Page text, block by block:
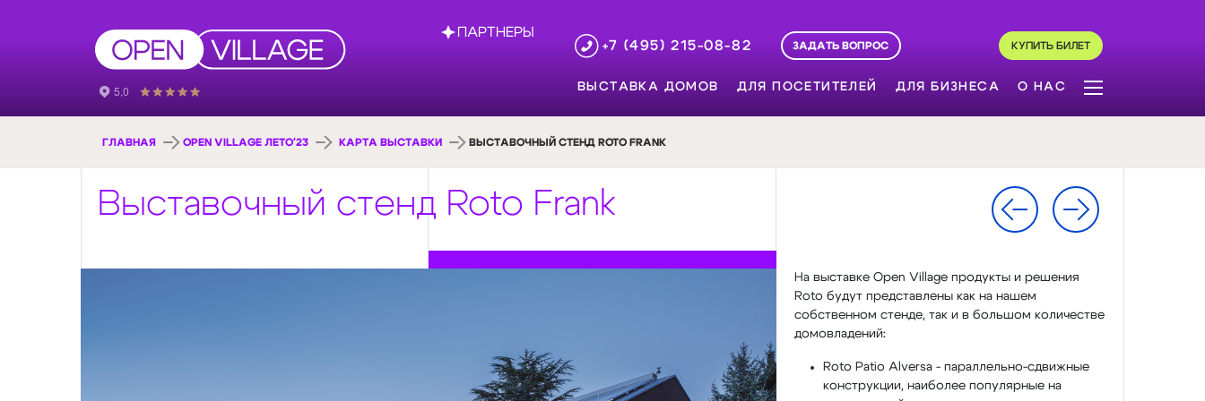
ПАРТНЕРЫ
+7 (495) 215-08-82
ЗАДАТЬ ВОПРОС КУПИТЬ БИЛЕТ
ВЫСТАВКА ДОМОВ ДЛЯ ПОСЕТИТЕЛЕЙ ДЛЯ БИЗНЕСА О НАС
ГЛАВНАЯ OPEN VILLAGE ЛЕТО'23 КАРТА ВЫСТАВКИ ВЫСТАВОЧНЫЙ СТЕНД ROTO FRANK
Выставочный стенд Roto Frank
На выставке Open Village продукты и решения
Roto будут представлены как на нашем
собственном стенде, так и в большом количестве
домовладений:
Roto Patio Alversa - параллельно-сдвижные
конструкции, наиболее популярные на